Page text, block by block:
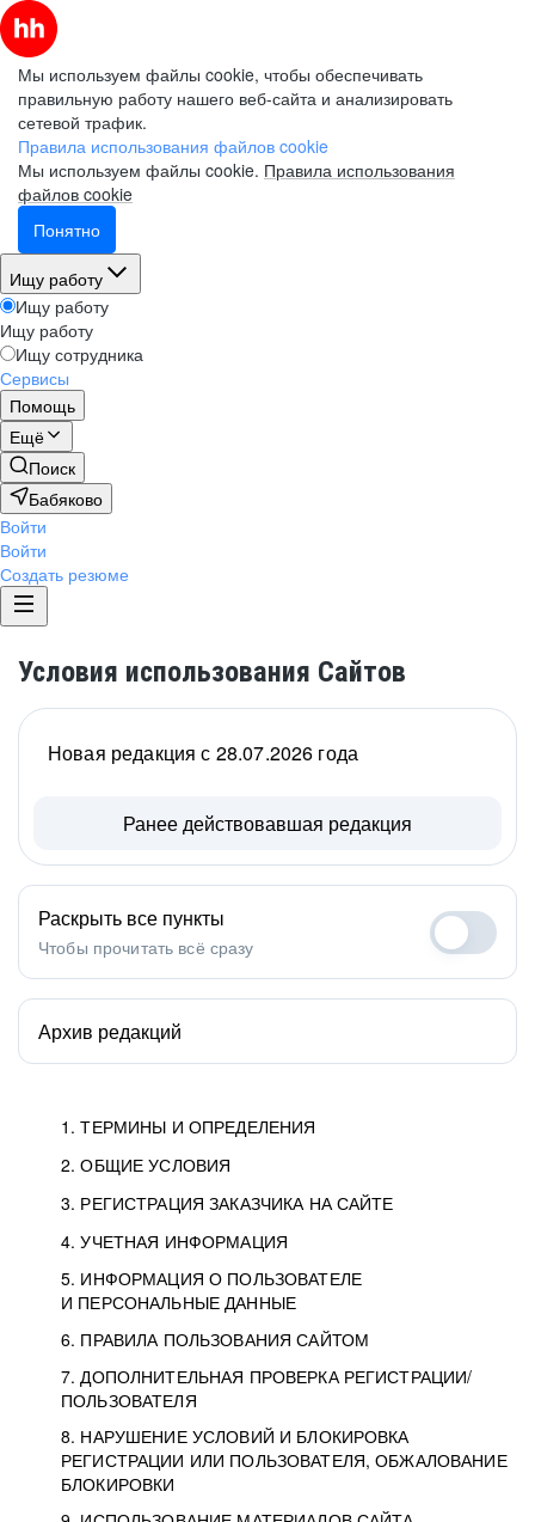
Мы используем файлы cookie, чтобы обеспечивать
правильную работу нашего веб-сайта и анализировать
сетевой трафик.
Правила использования файлов cookie
Мы используем файлы cookie. Правила использования
файлов cookie
Понятно
Ищу работу
Ищу работу
Ищу работу
Ищу сотрудника
Сервисы
Помощь
Ещё
Поиск
Бабяково
Войти
Войти
Создать резюме
Условия использования Сайтов
1. ТЕРМИНЫ И ОПРЕДЕЛЕНИЯ
2. ОБЩИЕ УСЛОВИЯ
3. РЕГИСТРАЦИЯ ЗАКАЗЧИКА НА САЙТЕ
4. УЧЕТНАЯ ИНФОРМАЦИЯ
5. ИНФОРМАЦИЯ О ПОЛЬЗОВАТЕЛЕ
И ПЕРСОНАЛЬНЫЕ ДАННЫЕ
6. ПРАВИЛА ПОЛЬЗОВАНИЯ САЙТОМ
7. ДОПОЛНИТЕЛЬНАЯ ПРОВЕРКА РЕГИСТРАЦИИ/
ПОЛЬЗОВАТЕЛЯ
8. НАРУШЕНИЕ УСЛОВИЙ И БЛОКИРОВКА
РЕГИСТРАЦИИ ИЛИ ПОЛЬЗОВАТЕЛЯ, ОБЖАЛОВАНИЕ
БЛОКИРОВКИ
Новая редакция с 28.07.2026 года
Ранее действовавшая редакция
Раскрыть все пункты
Чтобы прочитать всё сразу
Архив редакций